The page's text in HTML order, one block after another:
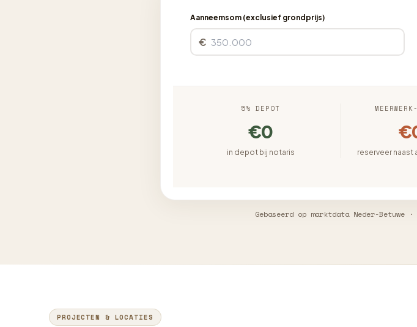
Aanneemsom (exclusief grondprijs)
€
5% DEPOT
€0
in depot bij notaris reserveer naast
Gebaseerd op marktdata Neder-
PROJECTEN & LOCATIES